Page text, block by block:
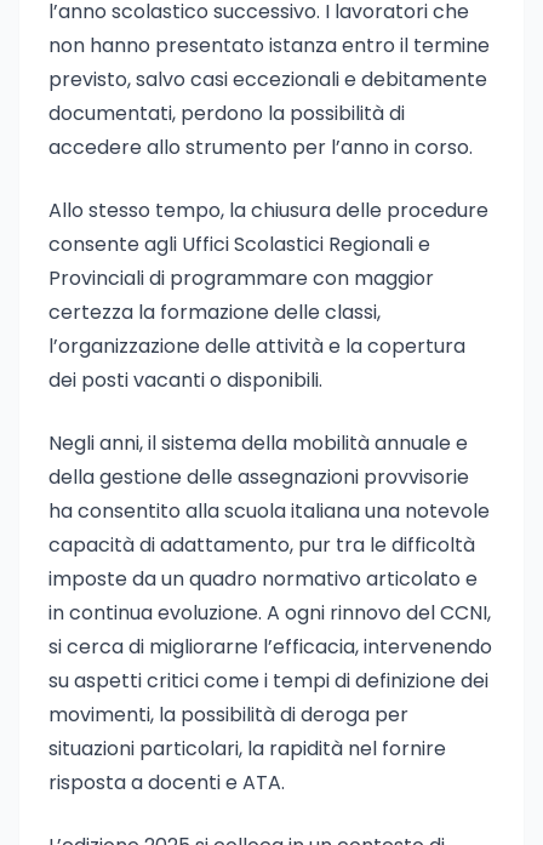
l’anno scolastico successivo. I lavoratori che
non hanno presentato istanza entro il termine
previsto, salvo casi eccezionali e debitamente
documentati, perdono la possibilità di
accedere allo strumento per l’anno in corso.
Allo stesso tempo, la chiusura delle procedure
consente agli Uffici Scolastici Regionali e
Provinciali di programmare con maggior
certezza la formazione delle classi,
l’organizzazione delle attività e la copertura
dei posti vacanti o disponibili.
Negli anni, il sistema della mobilità annuale e
della gestione delle assegnazioni provvisorie
ha consentito alla scuola italiana una notevole
capacità di adattamento, pur tra le difficoltà
imposte da un quadro normativo articolato e
in continua evoluzione. A ogni rinnovo del CCNI,
si cerca di migliorarne l’efficacia, intervenendo
su aspetti critici come i tempi di definizione dei
movimenti, la possibilità di deroga per
situazioni particolari, la rapidità nel fornire
risposta a docenti e ATA.